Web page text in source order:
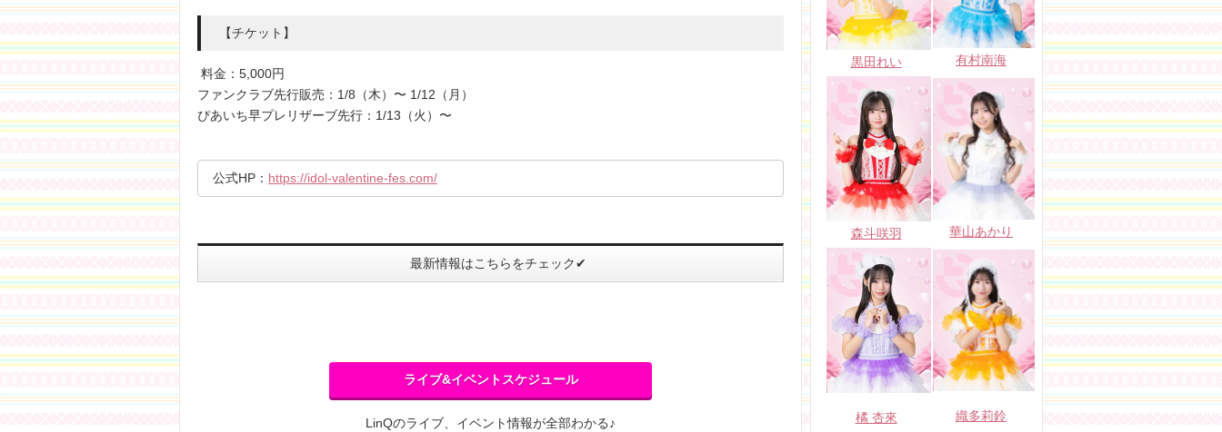
【チケット】
料金：5,000円
ファンクラブ先行販売：1/8（木）〜 1/12（月）
ぴあいち早プレリザーブ先行：1/13（火）〜
公式HP： https://idol-valentine-fes.com/
最新情報はこちらをチェック✔
ライブ&イベントスケジュール
LinQのライブ、イベント情報が全部わかる♪
黒田れい 有村南海
森斗咲羽 華山あかり
橘 杏來 織多莉鈴